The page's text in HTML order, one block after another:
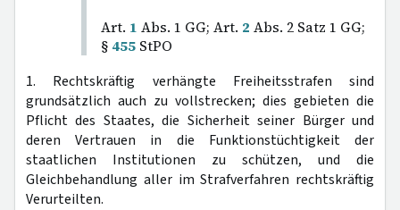
Art. 1 Abs. 1 GG; Art. 2 Abs. 2 Satz 1 GG;
§ 455 StPO
1. Rechtskräftig verhängte Freiheitsstrafen sind
grundsätzlich auch zu vollstrecken; dies gebieten die
Pflicht des Staates, die Sicherheit seiner Bürger und
deren Vertrauen in die Funktionstüchtigkeit der
staatlichen Institutionen zu schützen, und die
Gleichbehandlung aller im Strafverfahren rechtskräftig
Verurteilten.